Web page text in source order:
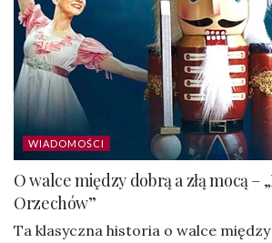
WIADOMOŚCI
O walce między dobrą a złą mocą –
Orzechów”
Ta klasyczna historia o walce między